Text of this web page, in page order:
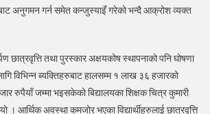
अनुगमन गर्न समेत कन्जुस्याइँ गरेको भन्दै आक्रोश व्यक्त
छात्रवृत्ति तथा पुरस्कार अक्षयकोष स्थापनाको पनि घोषणा
विभिन्न ब्यक्तिहरुबाट हालसम्म १ लाख ३६ हजारको
रुपैयाँ जम्मा भइसकेको बिद्यालयका शिक्षक चित्र कुमारी
। आर्थिक अवस्था कमजोर भएका विद्यार्थीहरुलाई छात्रवृत्ति